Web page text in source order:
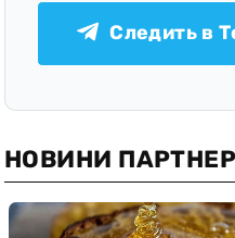
Следить в